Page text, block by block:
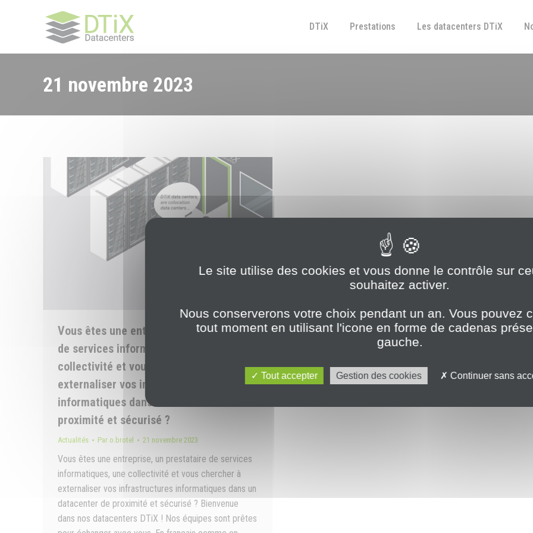
DTiX Prestations Les datacenters DTiX
21 novembre 2023
Vous êtes une entreprise, un prestataire
de services informatiques, une
collectivité et vous chercher à
externaliser vos infrastructures
informatiques dans un datacenter de
proximité et sécurisé ?
Actualités Par o.brotel 21 novembre 2023
Vous êtes une entreprise, un prestataire de services
informatiques, une collectivité et vous chercher à
externaliser vos infrastructures informatiques dans un
datacenter de proximité et sécurisé ? Bienvenue
dans nos datacenters DTiX ! Nos équipes sont prêtes
Le site utilise des cookies et vous donne le contrôle sur
souhaitez activer.
Nous conserverons votre choix pendant un an. Vous pouvez
tout moment en utilisant l'icone en forme de cadenas
gauche.
Tout accepter Gestion des cookies Continuer sans